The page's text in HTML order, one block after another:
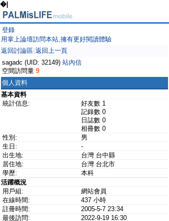
�|
登錄
用掌上論壇訪問本站,擁有更好閱讀體驗
返回討論區 返回上一頁
sagadc (UID: 32149) 站內信
空間訪問量 9
個人資料
基本資料
統計信息:
好友數 1
記錄數 0
日誌數 0
相冊數 0
性別:
男
生日:
-
出生地:
台灣 台中縣
居住地:
台灣 台北市
學歷:
本科
活躍概況
用戶組:
網站會員
在線時間:
437 小時
註冊時間:
2005-5-7 23:34
最後訪問:
2022-9-19 16:30